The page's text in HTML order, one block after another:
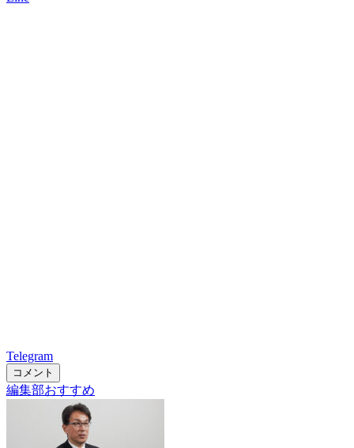
Telegram
コメント
編集部おすすめ